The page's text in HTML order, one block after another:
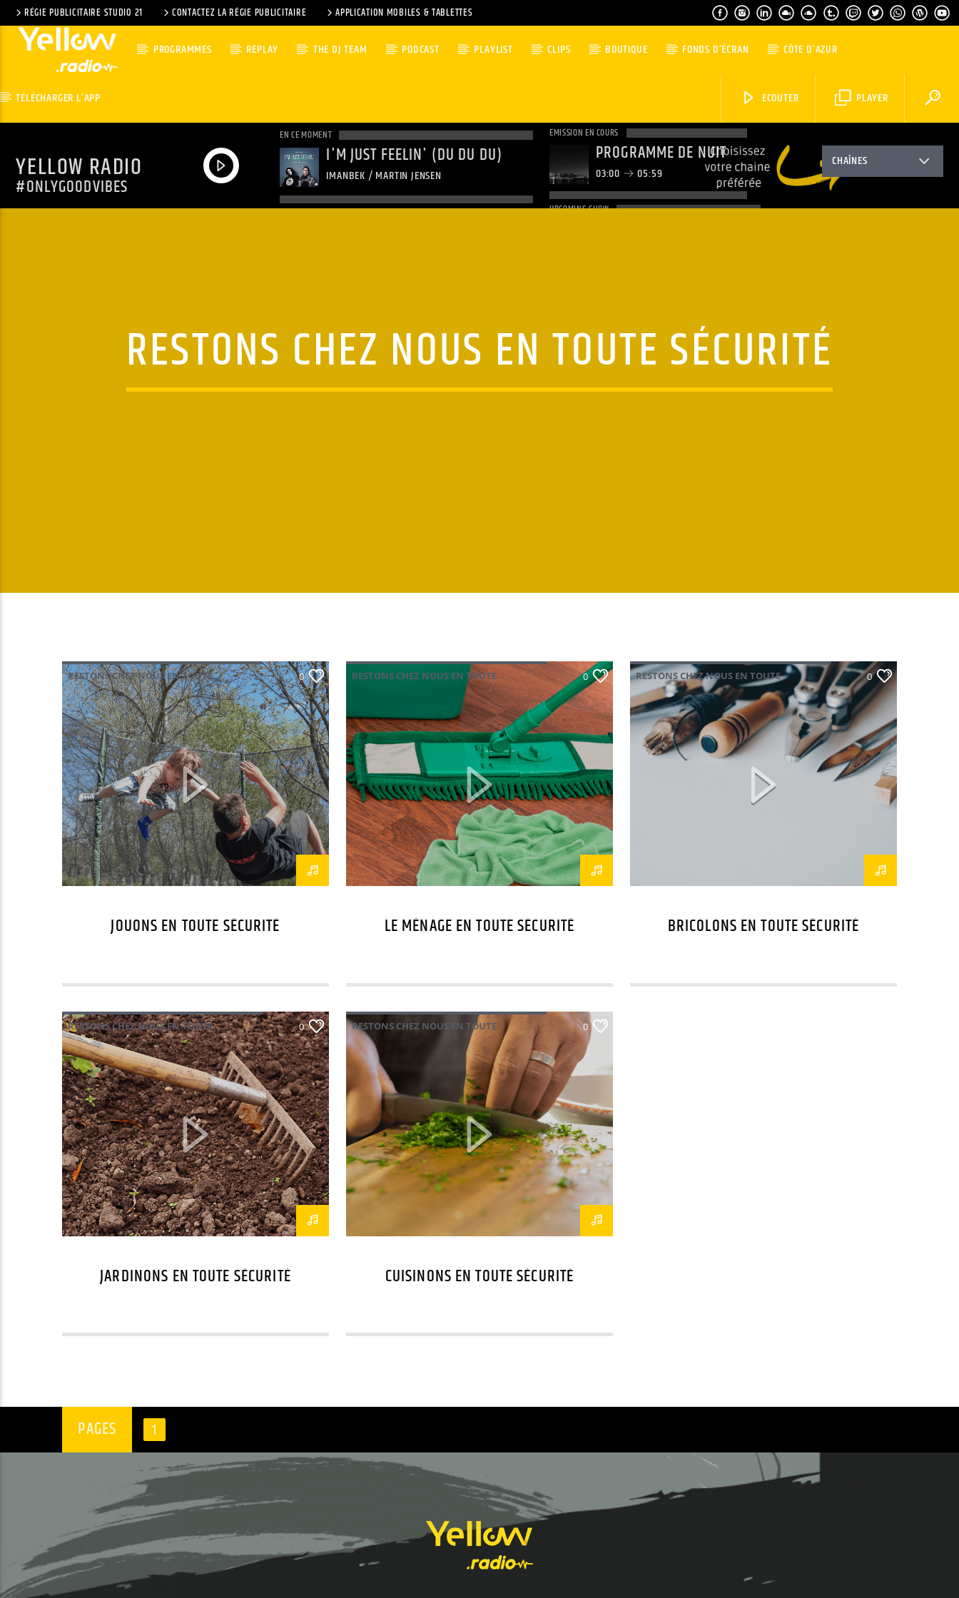
RÉGIE PUBLICITAIRE STUDIO 21 CONTACTEZ LA RÉGIE PUBLICITAIRE APPLICATION MOBILES & TABLETTES
PROGRAMMES REPLAY THE DJ TEAM PODCAST PLAYLIST CLIPS BOUTIQUE FONDS D’ÉCRAN CÔTE D’AZUR
TÉLÉCHARGER L’APP PLAYER
ECOUTER
YELLOW RADIO
#ONLYGOODVIBES
EN CE MOMENT
I'M JUST FEELIN' (DU DU DU)
IMANBEK / MARTIN JENSEN
EMISSION EN COURS
PROGRAMME DE NUIT
03:00 05:59
UPCOMING SHOW
CHAÎNES
RESTONS CHEZ NOUS EN TOUTE SÉCURITÉ
RESTONS CHEZ NOUS EN TOUTE
SÉCURITÉ
0
JOUONS EN TOUTE SÉCURITÉ
RESTONS CHEZ NOUS EN TOUTE
0
LE MÉNAGE EN TOUTE SÉCURITÉ
RESTONS CHEZ NOUS EN TOUTE
SÉCURITÉ
0
BRICOLONS EN TOUTE SÉCURITÉ
RESTONS CHEZ NOUS EN TOUTE
SÉCURITÉ
0
JARDINONS EN TOUTE SÉCURITÉ
RESTONS CHEZ NOUS EN TOUTE
SÉCURITÉ
0
CUISINONS EN TOUTE SÉCURITÉ
PAGES 1